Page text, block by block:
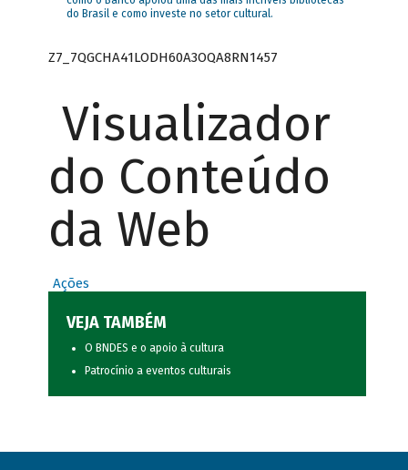
do Brasil e como investe no setor cultural.
Z7_7QGCHA41LODH60A3OQA8RN1457
Visualizador
do Conteúdo
da Web
Ações
VEJA TAMBÉM
O BNDES e o apoio à cultura
Patrocínio a eventos culturais